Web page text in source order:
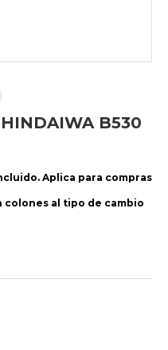
B530
Aplica para compras
colones al tipo de cambio